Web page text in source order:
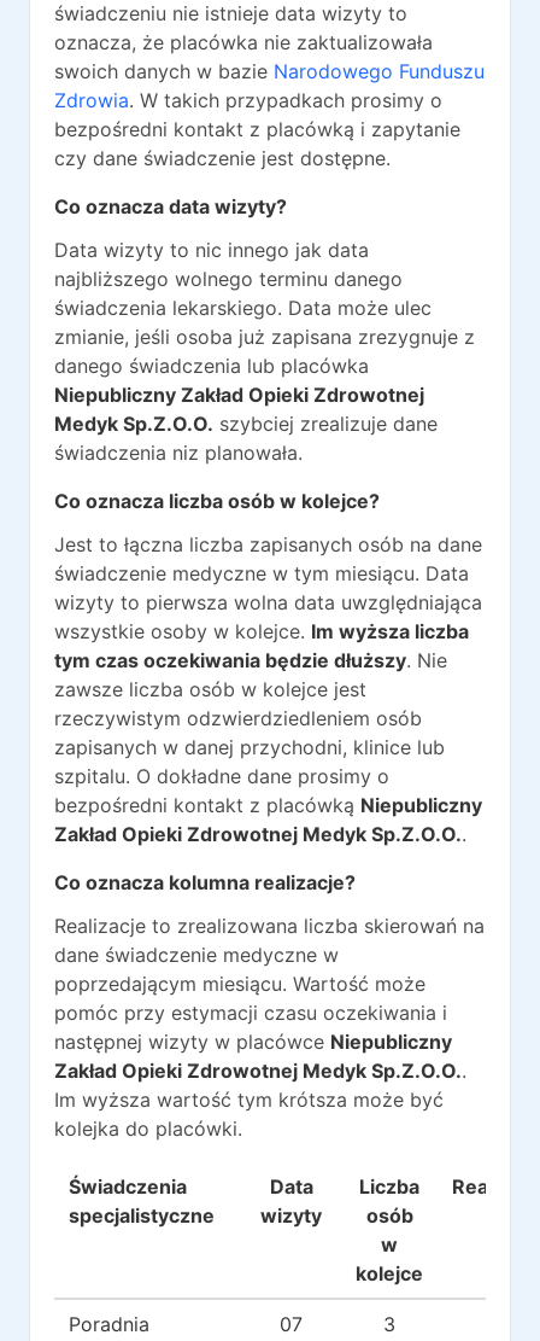
świadczeniu nie istnieje data wizyty to
oznacza, że placówka nie zaktualizowała
swoich danych w bazie Narodowego Funduszu
Zdrowia. W takich przypadkach prosimy o
bezpośredni kontakt z placówką i zapytanie
czy dane świadczenie jest dostępne.
Co oznacza data wizyty?
Data wizyty to nic innego jak data
najbliższego wolnego terminu danego
świadczenia lekarskiego. Data może ulec
zmianie, jeśli osoba już zapisana zrezygnuje z
danego świadczenia lub placówka
Niepubliczny Zakład Opieki Zdrowotnej
Medyk Sp.Z.O.O. szybciej zrealizuje dane
świadczenia niz planowała.
Co oznacza liczba osób w kolejce?
Jest to łączna liczba zapisanych osób na dane
świadczenie medyczne w tym miesiącu. Data
wizyty to pierwsza wolna data uwzględniająca
wszystkie osoby w kolejce. Im wyższa liczba
tym czas oczekiwania będzie dłuższy. Nie
zawsze liczba osób w kolejce jest
rzeczywistym odzwierdziedleniem osób
zapisanych w danej przychodni, klinice lub
szpitalu. O dokładne dane prosimy o
bezpośredni kontakt z placówką Niepubliczny
Zakład Opieki Zdrowotnej Medyk Sp.Z.O.O..
Co oznacza kolumna realizacje?
Realizacje to zrealizowana liczba skierowań na
dane świadczenie medyczne w
poprzedającym miesiącu. Wartość może
pomóc przy estymacji czasu oczekiwania i
następnej wizyty w placówce Niepubliczny
Zakład Opieki Zdrowotnej Medyk Sp.Z.O.O..
Im wyższa wartość tym krótsza może być
kolejka do placówki.
Świadczenia
specjalistyczne
Data
wizyty
Liczba
osób
w
kolejce
Poradnia 07 3